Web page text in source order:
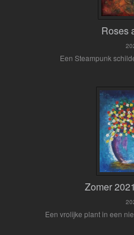
Roses
Een Steampunk
Zomer
Een vrolijke plant in een